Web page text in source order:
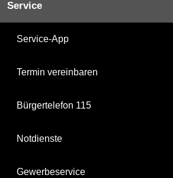
Service
Service-App
Termin vereinbaren
Bürgertelefon 115
Notdienste
Gewerbeservice